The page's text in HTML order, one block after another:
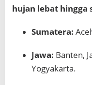
hujan lebat hingga
Sumatera:
Jawa: Banten,
Yogyakarta.